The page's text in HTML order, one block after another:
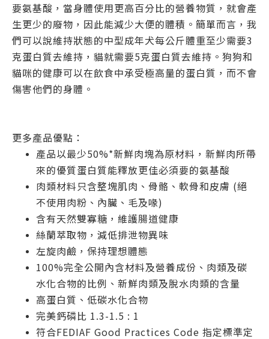
要氨基酸，當身體使用更高百分比的營養物質，就會產
生更少的廢物，因此能減少大便的體積。簡單而言，我
們可以說維持狀態的中型成年犬每公斤體重至少需要3
克蛋白質去維持，貓就需要5克蛋白質去維持。狗狗和
貓咪的健康可以在飲食中承受極高量的蛋白質，而不會
傷害他們的身體。
更多產品優點：
產品以最少50%*新鮮肉塊為原材料，新鮮肉所帶
來的優質蛋白質能釋放更佳必須要的氨基酸
肉類材料只含整塊肌肉、骨骼、軟骨和皮膚 (絕
不使用肉粉、內臟、毛及喙)
含有天然雙寡糖，維護腸道健康
絲蘭萃取物，減低排泄物異味
左旋肉鹼，保持理想體態
100%完全公開內含材料及營養成份、肉類及碳
水化合物的比例、新鮮肉類及脫水肉類的含量
高蛋白質、低碳水化合物
完美鈣磷比 1.3-1.5 : 1
符合FEDIAF Good Practices Code 指定標準定